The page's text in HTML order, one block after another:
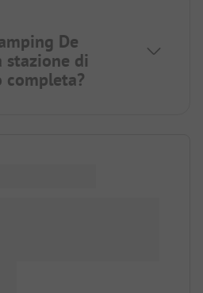
De
stazione di
completa?